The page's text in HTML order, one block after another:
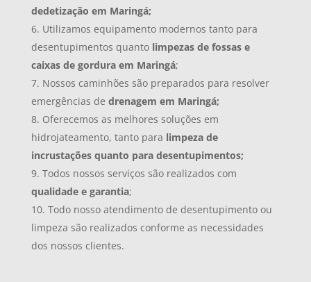
dedetização em Maringá;
Utilizamos equipamento modernos tanto para
desentupimentos quanto limpezas de fossas e
caixas de gordura em Maringá;
Nossos caminhões são preparados para resolver
emergências de drenagem em Maringá;
Oferecemos as melhores soluções em
hidrojateamento, tanto para limpeza de
incrustações quanto para desentupimentos;
Todos nossos serviços são realizados com
qualidade e garantia;
Todo nosso atendimento de desentupimento ou
limpeza são realizados conforme as necessidades
dos nossos clientes.